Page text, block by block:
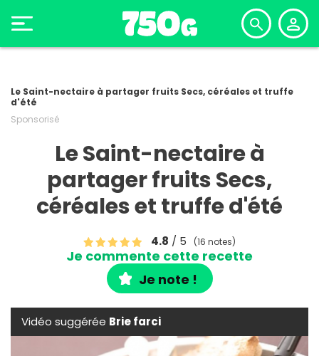
Le Saint-nectaire à partager fruits Secs, céréales et truffe
d'été
Sponsorisé
Le Saint-nectaire à
partager fruits Secs,
céréales et truffe d'été
4.8 / 5 (16 notes)
Je commente cette recette
Je note !
Vidéo suggérée Brie farci